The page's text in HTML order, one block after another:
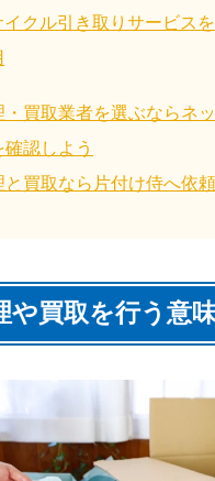
イクル引き取りサービス
買取業者を選ぶならネ
認しよう
と買取なら片付け侍へ依頼
や買取を行う意